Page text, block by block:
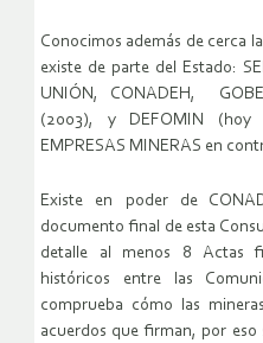
Conocimos además de cerca
existe de parte del Estado:
UNIÓN, CONADEH,
(2003), y DEFOMIN (hoy
EMPRESAS MINERAS en
Existe en poder de
documento final de esta
detalle al menos 8 Actas
históricos entre las
comprueba cómo las
acuerdos que firman, por